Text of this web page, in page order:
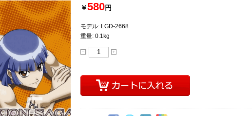
￥580円
モデル: LGD-2668
重量: 0.1kg